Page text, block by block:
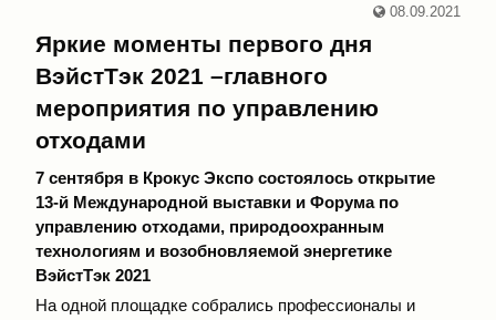
08.09.2021
Яркие моменты первого дня
ВэйстТэк 2021 –главного
мероприятия по управлению
отходами
7 сентября в Крокус Экспо состоялось открытие
13-й Международной выставки и Форума по
управлению отходами, природоохранным
технологиям и возобновляемой энергетике
ВэйстТэк 2021
На одной площадке собрались профессионалы и